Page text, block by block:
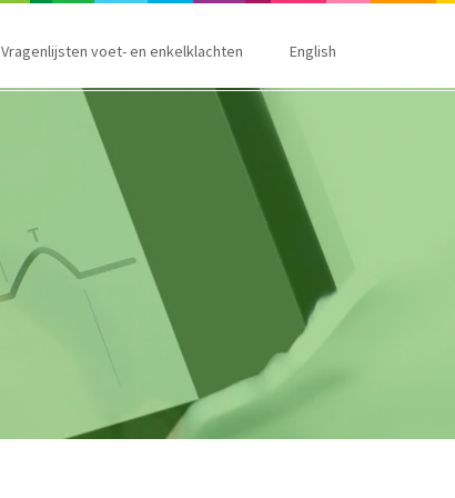
Vragenlijsten voet- en enkelklachten English